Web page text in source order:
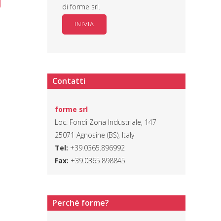
di forme srl.
Contatti
forme srl
Loc. Fondi Zona Industriale, 147
25071 Agnosine (BS), Italy
Tel: +39.0365.896992
Fax: +39.0365.898845
Perché forme?